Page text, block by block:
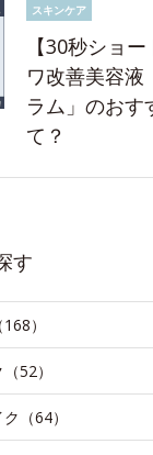
スキンケア
【30秒ショ
ワ改善美容液
ラム」のおす
て？
す
）
52）
（64）